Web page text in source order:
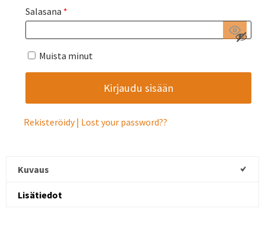
Salasana *
Muista minut
Rekisteröidy Lost your password?
Kuvaus
Lisätiedot